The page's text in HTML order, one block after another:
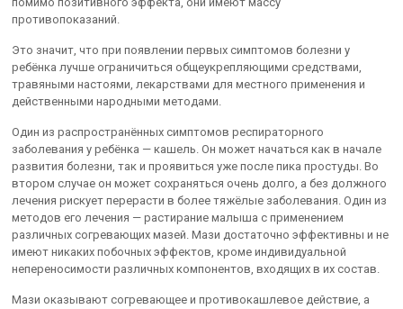
противопоказаний.
Это значит, что при появлении первых симптомов болезни у
ребёнка лучше ограничиться общеукрепляющими средствами,
травяными настоями, лекарствами для местного применения и
действенными народными методами.
Один из распространённых симптомов респираторного
заболевания у ребёнка — кашель. Он может начаться как в начале
развития болезни, так и проявиться уже после пика простуды. Во
втором случае он может сохраняться очень долго, а без должного
лечения рискует перерасти в более тяжёлые заболевания. Один из
методов его лечения — растирание малыша с применением
различных согревающих мазей. Мази достаточно эффективны и не
имеют никаких побочных эффектов, кроме индивидуальной
непереносимости различных компонентов, входящих в их состав.
Мази оказывают согревающее и противокашлевое действие, а